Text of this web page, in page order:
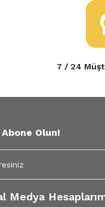
7 / 24
Olun!
Medya